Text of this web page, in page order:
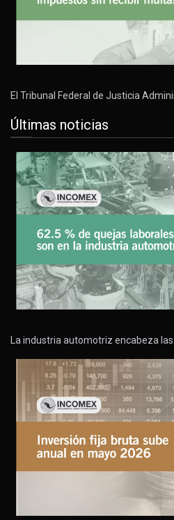
El Tribunal Federal de Justicia
Últimas noticias
La industria automotriz encabeza las